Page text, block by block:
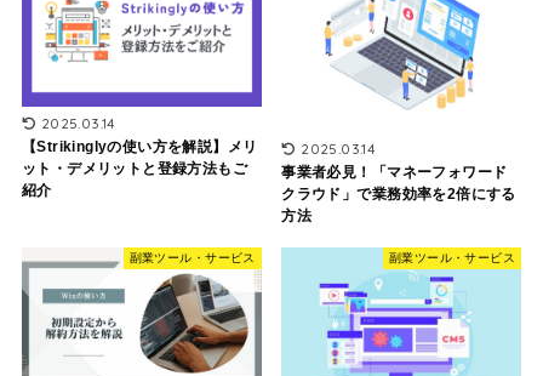
2025.03.14
【Strikinglyの使い方を解説】メリ
ット・デメリットと登録方法もご
紹介
2025.03.14
事業者必見！「マネーフォワード
クラウド」で業務効率を2倍にする
方法
副業ツール・サービス 副業ツール・サービス